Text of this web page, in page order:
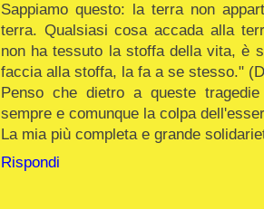
Sappiamo questo: la terra non
terra. Qualsiasi cosa accada alla
non ha tessuto la stoffa della vita, è
faccia alla stoffa, la fa a se stesso."
Penso che dietro a queste
sempre e comunque la colpa
La mia più completa e grande
Rispondi